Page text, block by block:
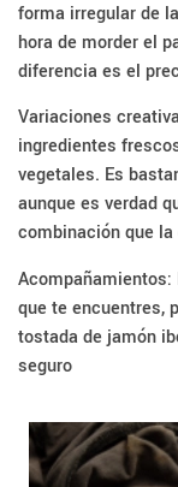
forma irregular de
hora de morder el
diferencia es el
Variaciones
ingredientes
vegetales. Es
aunque es verdad
combinación que
Acompañamientos:
que te encuentres,
tostada de jamón
seguro